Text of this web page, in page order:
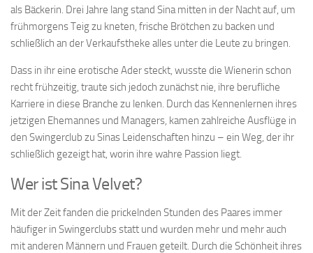
als Bäckerin. Drei Jahre lang stand Sina mitten in der Nacht auf, um
frühmorgens Teig zu kneten, frische Brötchen zu backen und
schließlich an der Verkaufstheke alles unter die Leute zu bringen.
Dass in ihr eine erotische Ader steckt, wusste die Wienerin schon
recht frühzeitig, traute sich jedoch zunächst nie, ihre berufliche
Karriere in diese Branche zu lenken. Durch das Kennenlernen ihres
jetzigen Ehemannes und Managers, kamen zahlreiche Ausflüge in
den Swingerclub zu Sinas Leidenschaften hinzu – ein Weg, der ihr
schließlich gezeigt hat, worin ihre wahre Passion liegt.
Wer ist Sina Velvet?
Mit der Zeit fanden die prickelnden Stunden des Paares immer
häufiger in Swingerclubs statt und wurden mehr und mehr auch
mit anderen Männern und Frauen geteilt. Durch die Schönheit ihres